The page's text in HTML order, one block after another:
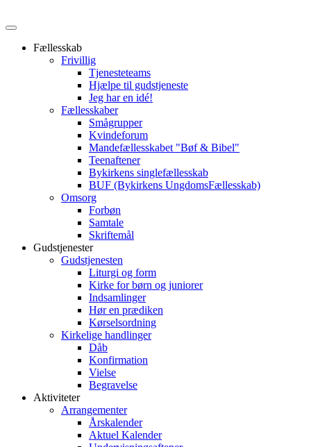
Fællesskab
Frivillig
Tjenesteteams
Hjælpe til gudstjeneste
Jeg har en idé!
Fællesskaber
Smågrupper
Kvindeforum
Mandefællesskabet "Bøf & Bibel"
Teenaftener
Bykirkens singlefællesskab
BUF (Bykirkens UngdomsFællesskab)
Omsorg
Forbøn
Samtale
Skriftemål
Gudstjenester
Gudstjenesten
Liturgi og form
Kirke for børn og juniorer
Indsamlinger
Hør en prædiken
Kørselsordning
Kirkelige handlinger
Dåb
Konfirmation
Vielse
Begravelse
Aktiviteter
Arrangementer
Årskalender
Aktuel Kalender